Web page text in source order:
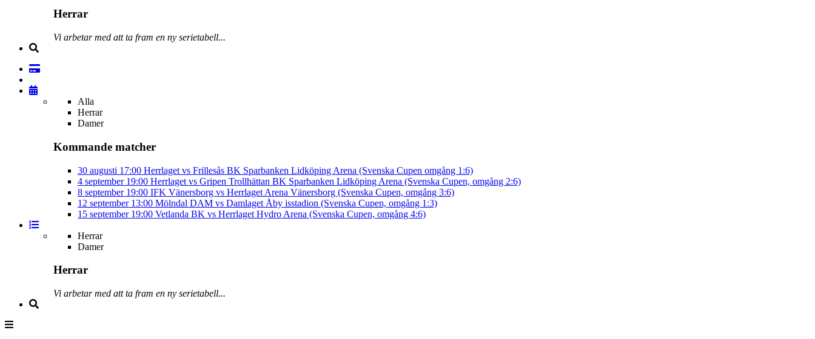
Herrar
Vi arbetar med att ta fram en ny serietabell...
Alla
Herrar
Damer
Kommande matcher
30 augusti 17:00 Herrlaget vs Frillesås BK Sparbanken Lidköping Arena (Svenska Cupen omgång 1:6)
4 september 19:00 Herrlaget vs Gripen Trollhättan BK Sparbanken Lidköping Arena (Svenska Cupen, omgång 2:6)
8 september 19:00 IFK Vänersborg vs Herrlaget Arena Vänersborg (Svenska Cupen, omgång 3:6)
12 september 13:00 Mölndal DAM vs Damlaget Åby isstadion (Svenska Cupen, omgång 1:3)
15 september 19:00 Vetlanda BK vs Herrlaget Hydro Arena (Svenska Cupen, omgång 4:6)
Herrar
Damer
Herrar
Vi arbetar med att ta fram en ny serietabell...